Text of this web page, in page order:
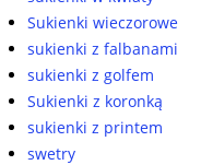
Sukienki wieczorowe
sukienki z falbanami
sukienki z golfem
Sukienki z koronką
sukienki z printem
swetry